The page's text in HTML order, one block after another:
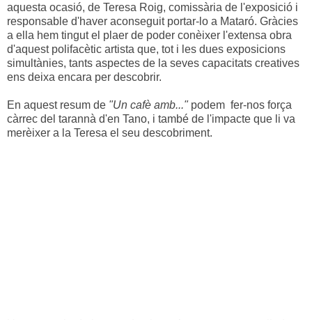
aquesta ocasió, de Teresa Roig, comissària de l'exposició i
responsable d'haver aconseguit portar-lo a Mataró. Gràcies
a ella hem tingut el plaer de poder conèixer l'extensa obra
d'aquest polifacètic artista que, tot i les dues exposicions
simultànies, tants aspectes de la seves capacitats creatives
ens deixa encara per descobrir.
En aquest resum de "Un cafè amb..."podem fer-nos força
càrrec del tarannà d'en Tano, i també de l'impacte que li va
merèixer a la Teresa el seu descobriment.